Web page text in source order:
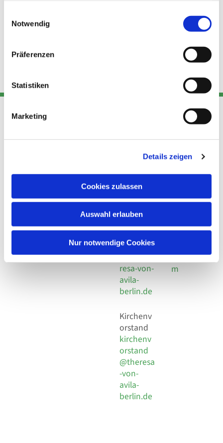
Notwendig
Präferenzen
Statistiken
Marketing
Details zeigen
Cookies zulassen
Auswahl erlauben
Nur notwendige Cookies
Adresse
Kirchengemeinde Pfarrei
Hl. Theresa von Avila Berlin
Leitender Pfarrer - Norbert
Behaimstr. 39
Kont
Telefon
+49 30
924 64 28
Fax +49
30 924 54
18
E-Mail
info@the
resa-von-
avila-
berlin.de
Kirchenv
orstand
kirchenv
orstand
@theresa
-von-
avila-
berlin.de
Links
Datensch
utz
Social
Impressu
m